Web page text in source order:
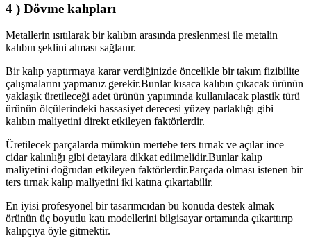
4 ) Dövme kalıpları
Metallerin ısıtılarak bir kalıbın arasında preslenmesi ile metalin
kalıbın şeklini alması sağlanır.
Bir kalıp yaptırmaya karar verdiğinizde öncelikle bir takım fizibilite
çalışmalarını yapmanız gerekir.Bunlar kısaca kalıbın çıkacak ürünün
yaklaşık üretileceği adet ürünün yapımında kullanılacak plastik türü
ürünün ölçülerindeki hassasiyet derecesi yüzey parlaklığı gibi
kalıbın maliyetini direkt etkileyen faktörlerdir.
Üretilecek parçalarda mümkün mertebe ters tırnak ve açılar ince
cidar kalınlığı gibi detaylara dikkat edilmelidir.Bunlar kalıp
maliyetini doğrudan etkileyen faktörlerdir.Parçada olması istenen bir
ters tırnak kalıp maliyetini iki katına çıkartabilir.
En iyisi profesyonel bir tasarımcıdan bu konuda destek almak
örünün üç boyutlu katı modellerini bilgisayar ortamında çıkarttırıp
kalıpçıya öyle gitmektir.